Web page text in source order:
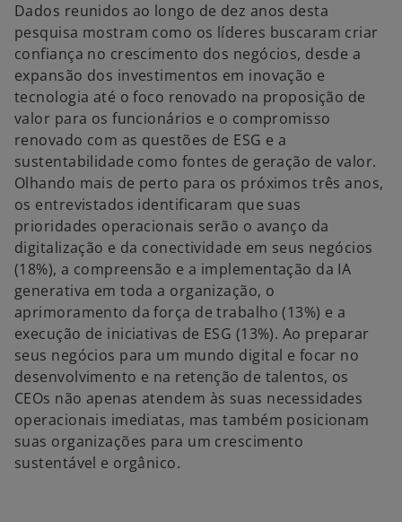
Dados reunidos ao longo de dez anos desta
pesquisa mostram como os líderes buscaram criar
confiança no crescimento dos negócios, desde a
expansão dos investimentos em inovação e
tecnologia até o foco renovado na proposição de
valor para os funcionários e o compromisso
renovado com as questões de ESG e a
sustentabilidade como fontes de geração de valor.
Olhando mais de perto para os próximos três anos,
os entrevistados identificaram que suas
prioridades operacionais serão o avanço da
digitalização e da conectividade em seus negócios
(18%), a compreensão e a implementação da IA
generativa em toda a organização, o
aprimoramento da força de trabalho (13%) e a
execução de iniciativas de ESG (13%). Ao preparar
seus negócios para um mundo digital e focar no
desenvolvimento e na retenção de talentos, os
CEOs não apenas atendem às suas necessidades
operacionais imediatas, mas também posicionam
suas organizações para um crescimento
sustentável e orgânico.